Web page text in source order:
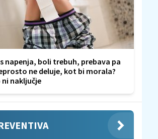
napenja, boli trebuh, prebava pa
ne deluje, kot bi morala?
ni naključje